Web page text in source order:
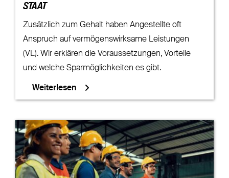
STAAT
Zusätzlich zum Gehalt haben Angestellte oft
Anspruch auf vermögenswirksame Leistungen
(VL). Wir erklären die Voraussetzungen, Vorteile
und welche Sparmöglichkeiten es gibt.
Weiterlesen